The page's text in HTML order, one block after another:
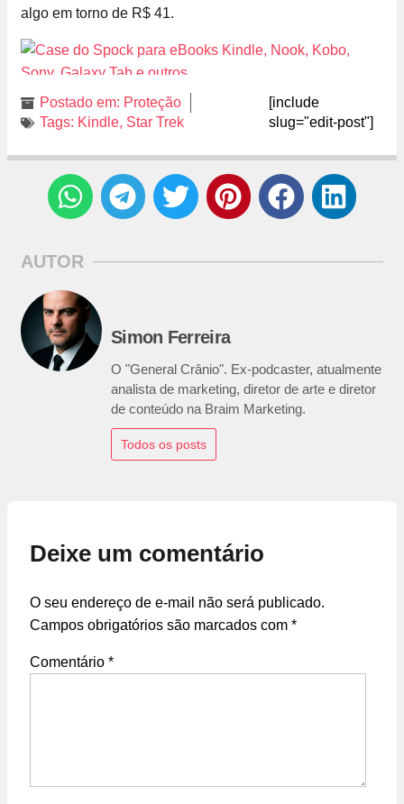
algo em torno de R$ 41.
Postado em: Proteção
Tags: Kindle, Star Trek
[include
slug="edit-post"]
AUTOR
Simon Ferreira
O "General Crânio". Ex-podcaster, atualmente
analista de marketing, diretor de arte e diretor
de conteúdo na Braim Marketing.
Todos os posts
Deixe um comentário
O seu endereço de e-mail não será publicado.
Campos obrigatórios são marcados com *
Comentário *